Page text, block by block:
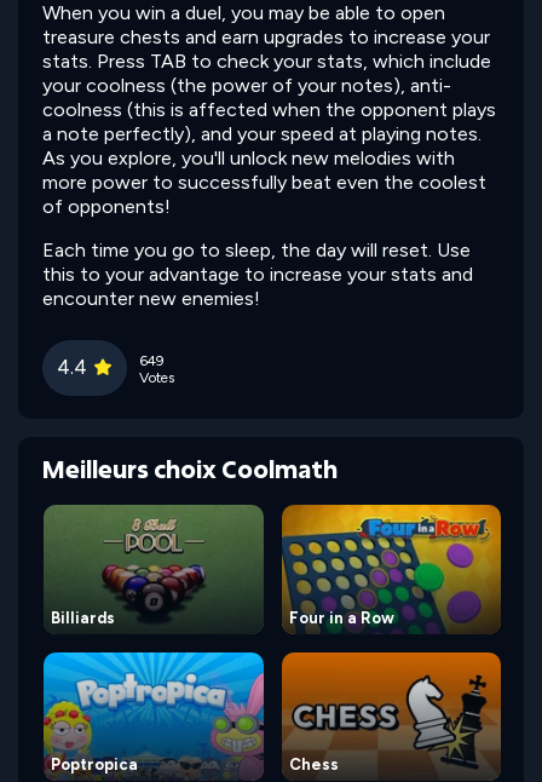
When you win a duel, you may be able to open
treasure chests and earn upgrades to increase your
stats. Press TAB to check your stats, which include
your coolness (the power of your notes), anti-
coolness (this is affected when the opponent plays
a note perfectly), and your speed at playing notes.
As you explore, you'll unlock new melodies with
more power to successfully beat even the coolest
of opponents!
Each time you go to sleep, the day will reset. Use
this to your advantage to increase your stats and
encounter new enemies!
4.4
649
Votes
Meilleurs choix Coolmath
Billiards Four in a Row
Poptropica Chess